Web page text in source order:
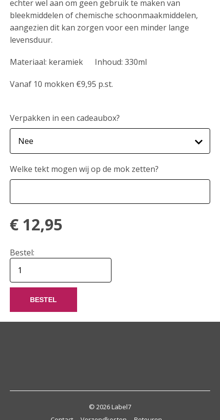
echter wel aan om geen gebruik te maken van
bleekmiddelen of chemische schoonmaakmiddelen,
aangezien dit kan zorgen voor een minder lange
levensduur.
Materiaal: keramiek Inhoud: 330ml
Vanaf 10 mokken €9,95 p.st.
Verpakken in een cadeaubox?
Welke tekt mogen wij op de mok zetten?
€ 12,95
Bestel:
BESTEL
© 2026 Label7